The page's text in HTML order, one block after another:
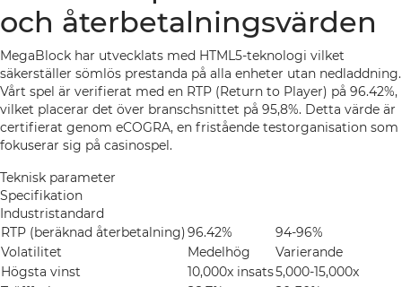
och återbetalningsvärden
MegaBlock har utvecklats med HTML5-teknologi vilket
säkerställer sömlös prestanda på alla enheter utan nedladdning.
Vårt spel är verifierat med en RTP (Return to Player) på 96.42%,
vilket placerar det över branschsnittet på 95,8%. Detta värde är
certifierat genom eCOGRA, en fristående testorganisation som
fokuserar sig på casinospel.
Teknisk parameter
Specifikation
Industristandard
RTP (beräknad återbetalning)96.42%
94-96%
Volatilitet
Medelhög
Varierande
Högsta vinst
10,000x insats5,000-15,000x